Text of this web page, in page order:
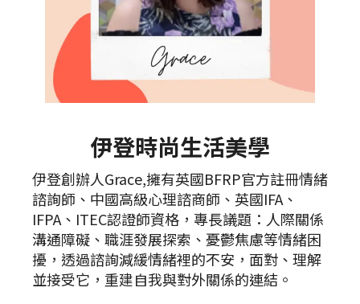
伊登時尚生活美學
伊登創辦人Grace,擁有英國BFRP官方註冊情緒
諮詢師、中國高級心理諮商師、英國IFA、
IFPA、ITEC認證師資格，專長議題：人際關係
溝通障礙、職涯發展探索、憂鬱焦慮等情緒困
擾，透過諮詢減緩情緒裡的不安，面對、理解
並接受它，重建自我與對外關係的連結。